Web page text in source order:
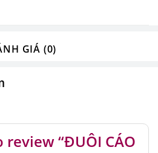
GIÁ (0)
“ĐUÔI CÁO